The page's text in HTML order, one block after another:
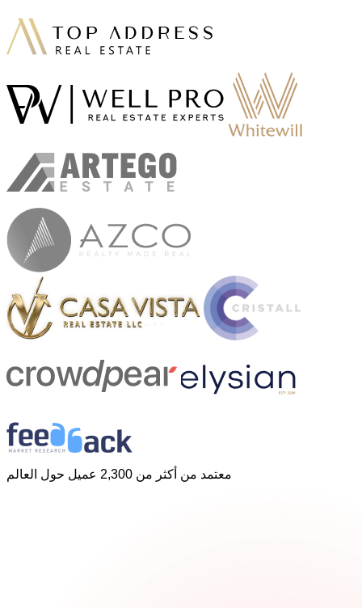
معتمد من أكثر من 2,300 عميل حول العالم